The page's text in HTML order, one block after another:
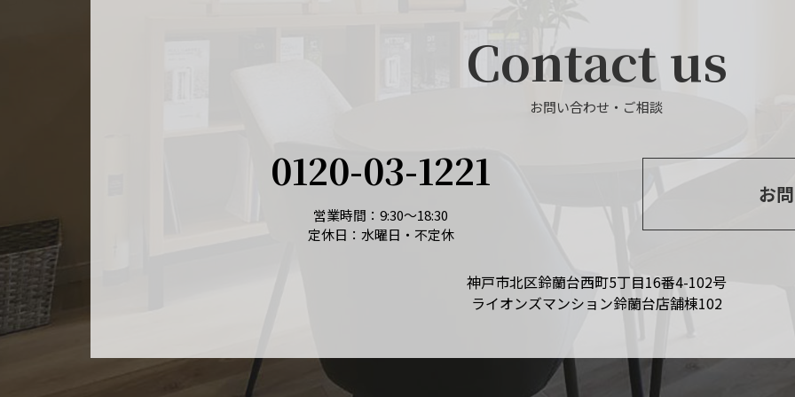
Contact us
お問い合わせ・ご相談
0120-03-1221
営業時間：9:30～18:30
定休日：水曜日・不定休
お
神戸市北区鈴蘭台西町5丁目16番4-102号
ライオンズマンション鈴蘭台店舗棟102